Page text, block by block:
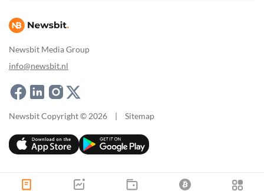
Newsbit Media Group
info@newsbit.nl
Newsbit Copyright © 2026 | Sitemap